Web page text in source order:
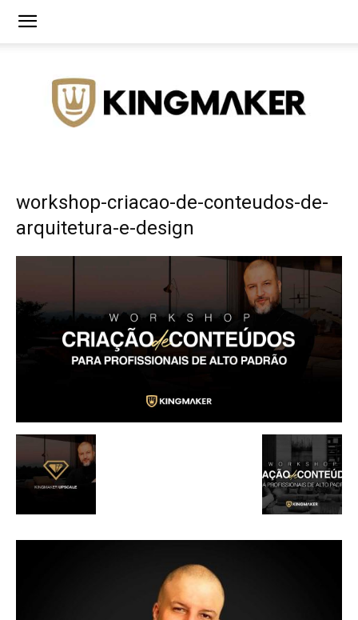
Agência
Branding
workshop-criacao-de-conteudos-de-
arquitetura-e-design